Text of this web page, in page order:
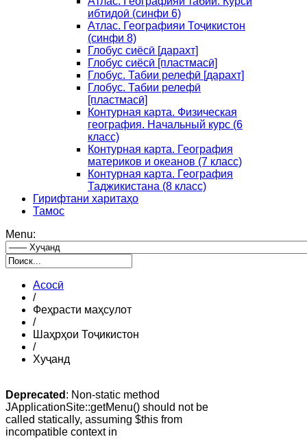
ибтидоӣ (синфи 6)
Атлас. Географияи Тоҷикистон
(синфи 8)
Глобус сиёсӣ [дарахт]
Глобус сиёсӣ [пластмасӣ]
Глобус. Табии релефӣ [дарахт]
Глобус. Табии релефӣ
[пластмасӣ]
Контурная карта. Физическая
география. Начальный курс (6
класс)
Контурная карта. География
материков и океанов (7 класс)
Контурная карта. География
Таджикистана (8 класс)
Гирифтани харитаҳо
Тамос
Menu:
Асосӣ
/
Феҳрасти маҳсулот
/
Шаҳрҳои Тоҷикистон
/
Хуҷанд
Deprecated : Non-static method
JApplicationSite::getMenu() should not be
called statically, assuming $this from
incompatible context in